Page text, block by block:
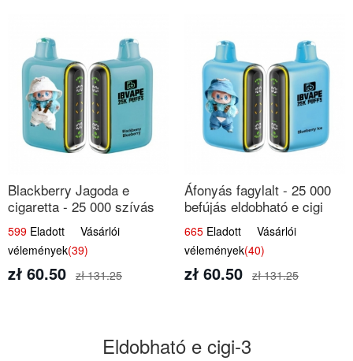
Blackberry Jagoda e
cigaretta - 25 000 szívás
599 Eladott Vásárlói
vélemények(39)
zł 60.50 zł 131.25
Áfonyás fagylalt - 25 000
befújás eldobható e cigi
665 Eladott Vásárlói
vélemények(40)
zł 60.50 zł 131.25
Eldobható e cigi-3